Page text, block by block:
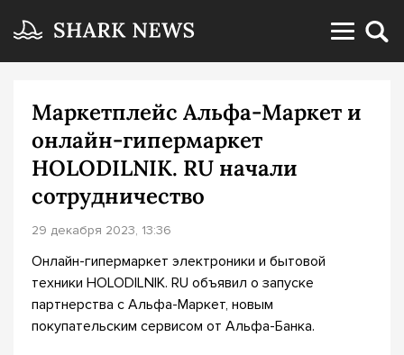
Маркетплейс Альфа-Маркет и
онлайн-гипермаркет
HOLODILNIK. RU начали
сотрудничество
29 декабря 2023, 13:36
Онлайн-гипермаркет электроники и бытовой
техники HOLODILNIK. RU объявил о запуске
партнерства с Альфа-Маркет, новым
покупательским сервисом от Альфа-Банка.